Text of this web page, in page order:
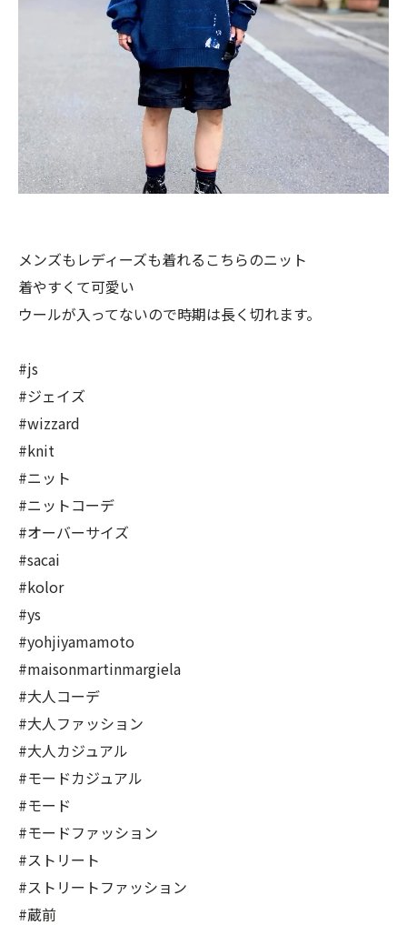
メンズもレディーズも着れるこちらのニット
着やすくて可愛い
ウールが入ってないので時期は長く切れます。
#js
#ジェイズ
#wizzard
#knit
#ニット
#ニットコーデ
#オーバーサイズ
#sacai
#kolor
#ys
#yohjiyamamoto
#maisonmartinmargiela
#大人コーデ
#大人ファッション
#大人カジュアル
#モードカジュアル
#モード
#モードファッション
#ストリート
#ストリートファッション
#蔵前